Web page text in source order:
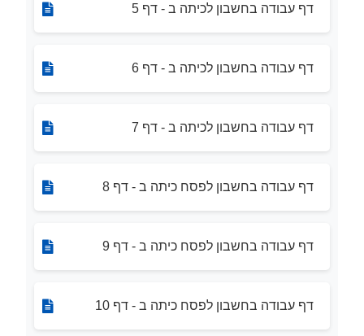
דף עבודה בחשבון לכיתה ב - דף 5
דף עבודה בחשבון לכיתה ב - דף 6
דף עבודה בחשבון לכיתה ב - דף 7
דף עבודה בחשבון לפסח כיתה ב - דף 8
דף עבודה בחשבון לפסח כיתה ב - דף 9
דף עבודה בחשבון לפסח כיתה ב - דף 10